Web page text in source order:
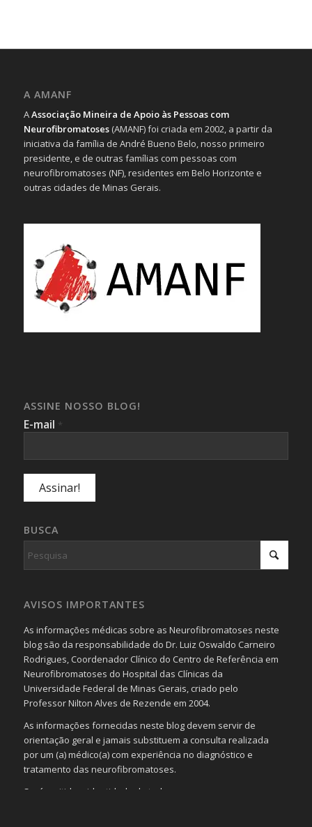
A AMANF
AAssociação Mineira de Apoio às Pessoas com
Neurofibromatoses(AMANF) foi criada em 2002, a partir da
iniciativa da família de André Bueno Belo, nosso primeiro
presidente, e de outras famílias com pessoas com
neurofibromatoses (NF), residentes em Belo Horizonte e
outras cidades de Minas Gerais.
ASSINE NOSSO BLOG!
E-mail *
BUSCA
AVISOS IMPORTANTES
As informações médicas sobre as Neurofibromatoses neste
blog são da responsabilidade do Dr. Luiz Oswaldo Carneiro
Rodrigues, Coordenador Clínico do Centro de Referência em
Neurofibromatoses do Hospital das Clínicas da
Universidade Federal de Minas Gerais, criado pelo
Professor Nilton Alves de Rezende em 2004.
As informações fornecidas neste blog devem servir de
orientação geral e jamais substituem a consulta realizada
por um (a) médico(a) com experiência no diagnóstico e
tratamento das neurofibromatoses.
Será omitida a identidade de todas as pessoas que